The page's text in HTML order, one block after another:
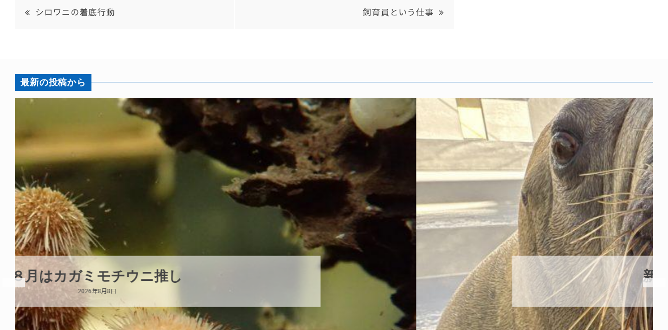
シロワニの着底行動 飼育員という仕事
最新の投稿から
新発売！いちこキーホルダー